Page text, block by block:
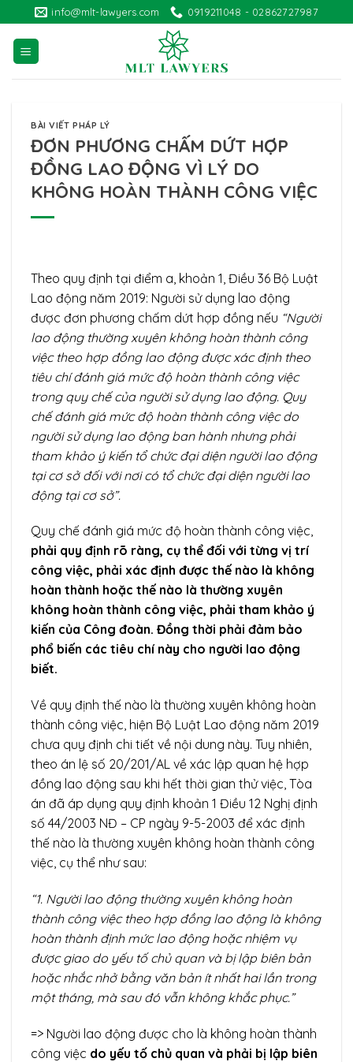
content
info@mlt-lawyers.com 0919211048 - 02862727987
BÀI VIẾT PHÁP LÝ
ĐƠN PHƯƠNG CHẤM DỨT HỢP
ĐỒNG LAO ĐỘNG VÌ LÝ DO
KHÔNG HOÀN THÀNH CÔNG VIỆC
Theo quy định tại điểm a, khoản 1, Điều 36 Bộ Luật
Lao động năm 2019: Người sử dụng lao động
được đơn phương chấm dứt hợp đồng nếu “Người
lao động thường xuyên không hoàn thành công
việc theo hợp đồng lao động được xác định theo
tiêu chí đánh giá mức độ hoàn thành công việc
trong quy chế của người sử dụng lao động. Quy
chế đánh giá mức độ hoàn thành công việc do
người sử dụng lao động ban hành nhưng phải
tham khảo ý kiến tổ chức đại diện người lao động
tại cơ sở đối với nơi có tổ chức đại diện người lao
động tại cơ sở”.
Quy chế đánh giá mức độ hoàn thành công việc,
phải quy định rõ ràng, cụ thể đối với từng vị trí
công việc, phải xác định được thế nào là không
hoàn thành hoặc thế nào là thường xuyên
không hoàn thành công việc, phải tham khảo ý
kiến của Công đoàn. Đồng thời phải đảm bảo
phổ biến các tiêu chí này cho người lao động
biết.
Về quy định thế nào là thường xuyên không hoàn
thành công việc, hiện Bộ Luật Lao động năm 2019
chưa quy định chi tiết về nội dung này. Tuy nhiên,
theo án lệ số 20/201/AL về xác lập quan hệ hợp
đồng lao động sau khi hết thời gian thử việc, Tòa
án đã áp dụng quy định khoản 1 Điều 12 Nghị định
số 44/2003 NĐ – CP ngày 9-5-2003 để xác định
thế nào là thường xuyên không hoàn thành công
việc, cụ thể như sau:
“1. Người lao động thường xuyên không hoàn
thành công việc theo hợp đồng lao động là không
hoàn thành định mức lao động hoặc nhiệm vụ
được giao do yếu tố chủ quan và bị lập biên bản
hoặc nhắc nhở bằng văn bản ít nhất hai lần trong
một tháng, mà sau đó vẫn không khắc phục.”
=> Người lao động được cho là không hoàn thành
công việc do yếu tố chủ quan và phải bị lập biên